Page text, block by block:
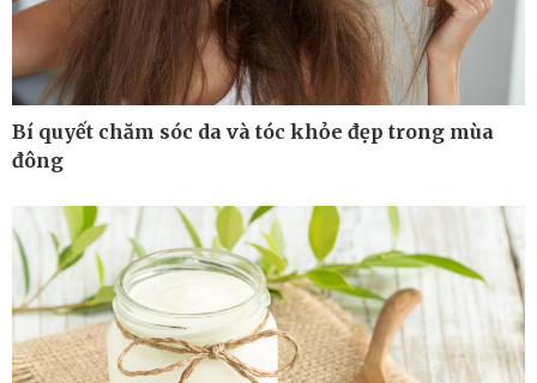
Pháp luật
Vụ án
Tin nóng
Tư vấn luật
Thể thao
Pickleball
Bóng đá quốc tế
Bóng đá Việt Nam
Thế giới thể thao
Lịch thi đấu bóng đá
Bí quyết chăm sóc da và tóc khỏe đẹp trong mùa
đông